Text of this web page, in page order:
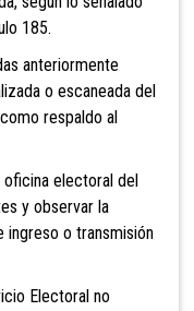
185.
anteriormente
o escaneada del
respaldo al
electoral del
y observar la
o transmisión
Electoral no